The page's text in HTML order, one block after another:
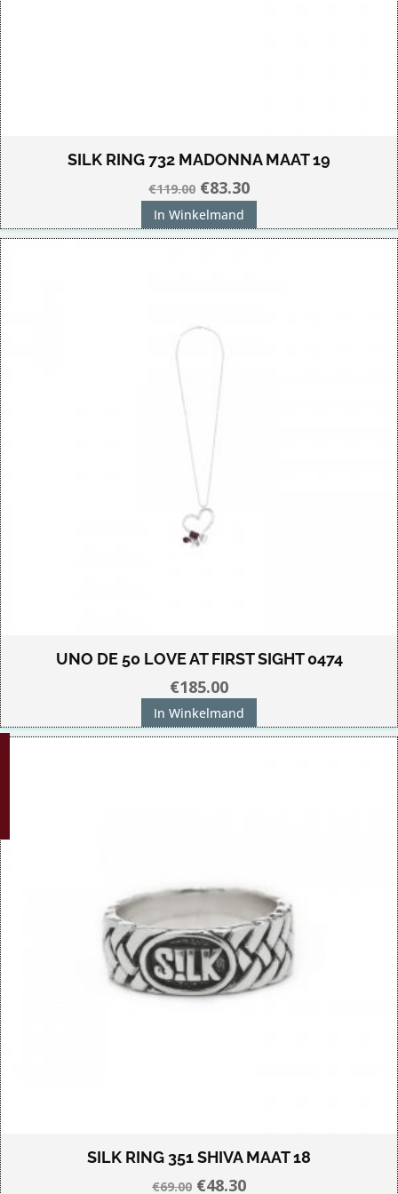
SILK RING 732 MADONNA MAAT 19
€119.00 Oorspronkelijke
prijs
was:
€83.30Huidige
is:
In Winkelmand
UNO DE 50 LOVE AT FIRST SIGHT 0474
€185.00
In Winkelmand
SILK RING 351 SHIVA MAAT 18
€69.00 Oorspronkelijke
€48.30Huidige